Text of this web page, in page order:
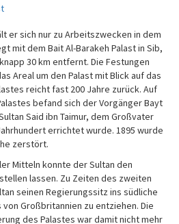
er sich nur zu Arbeitszwecken in dem
mit dem Bait Al-Barakeh Palast in Sib,
30 km entfernt. Die Festungen
Areal um den Palast mit Blick auf das
reicht fast 200 Jahre zurück. Auf
befand sich der Vorgänger Bayt
Said ibn Taimur, dem Großvater
errichtet wurde. 1895 wurde
zerstört.
Mitteln konnte der Sultan den
lassen. Zu Zeiten des zweiten
seinen Regierungssitz ins südliche
von Großbritannien zu entziehen. Die
des Palastes war damit nicht mehr